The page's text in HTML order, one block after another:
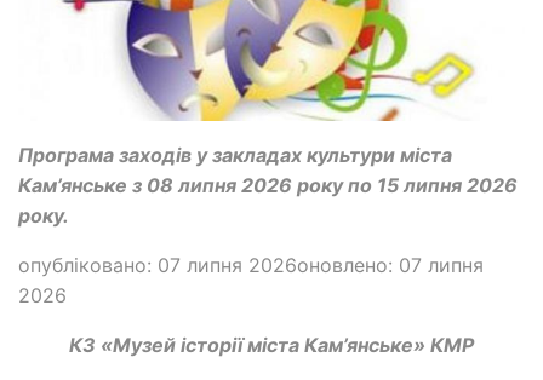
Програма заходів у закладах культури міста
Кам’янське з 08 липня 2026 року по 15 липня 2026
року.
опубліковано: 07 липня 2026оновлено: 07 липня
2026
КЗ «Музей історії міста Кам’янське» КМР